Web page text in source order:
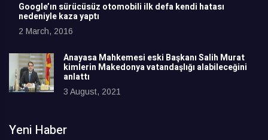
Google’ın sürücüsüz otomobili ilk defa kendi hatası
nedeniyle kaza yaptı
2 March, 2016
Anayasa Mahkemesi eski Başkanı Salih Murat
kimlerin Makedonya vatandaşlığı alabileceğini
anlattı
3 August, 2021
Yeni Haber